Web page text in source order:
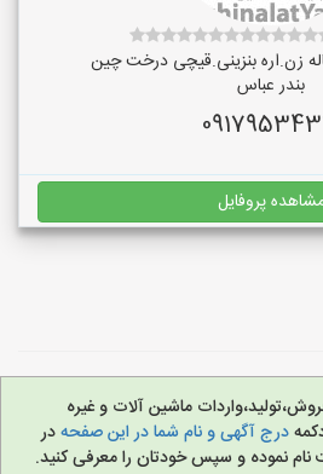
زن.اره بنزینی.قیچی درخت چین
بندر عباس
پروفایل
ماشین آلات و غیره
درج آگهی و نام شما در این صفحهدر
نموده و سپس خودتان را معرفی کنید.